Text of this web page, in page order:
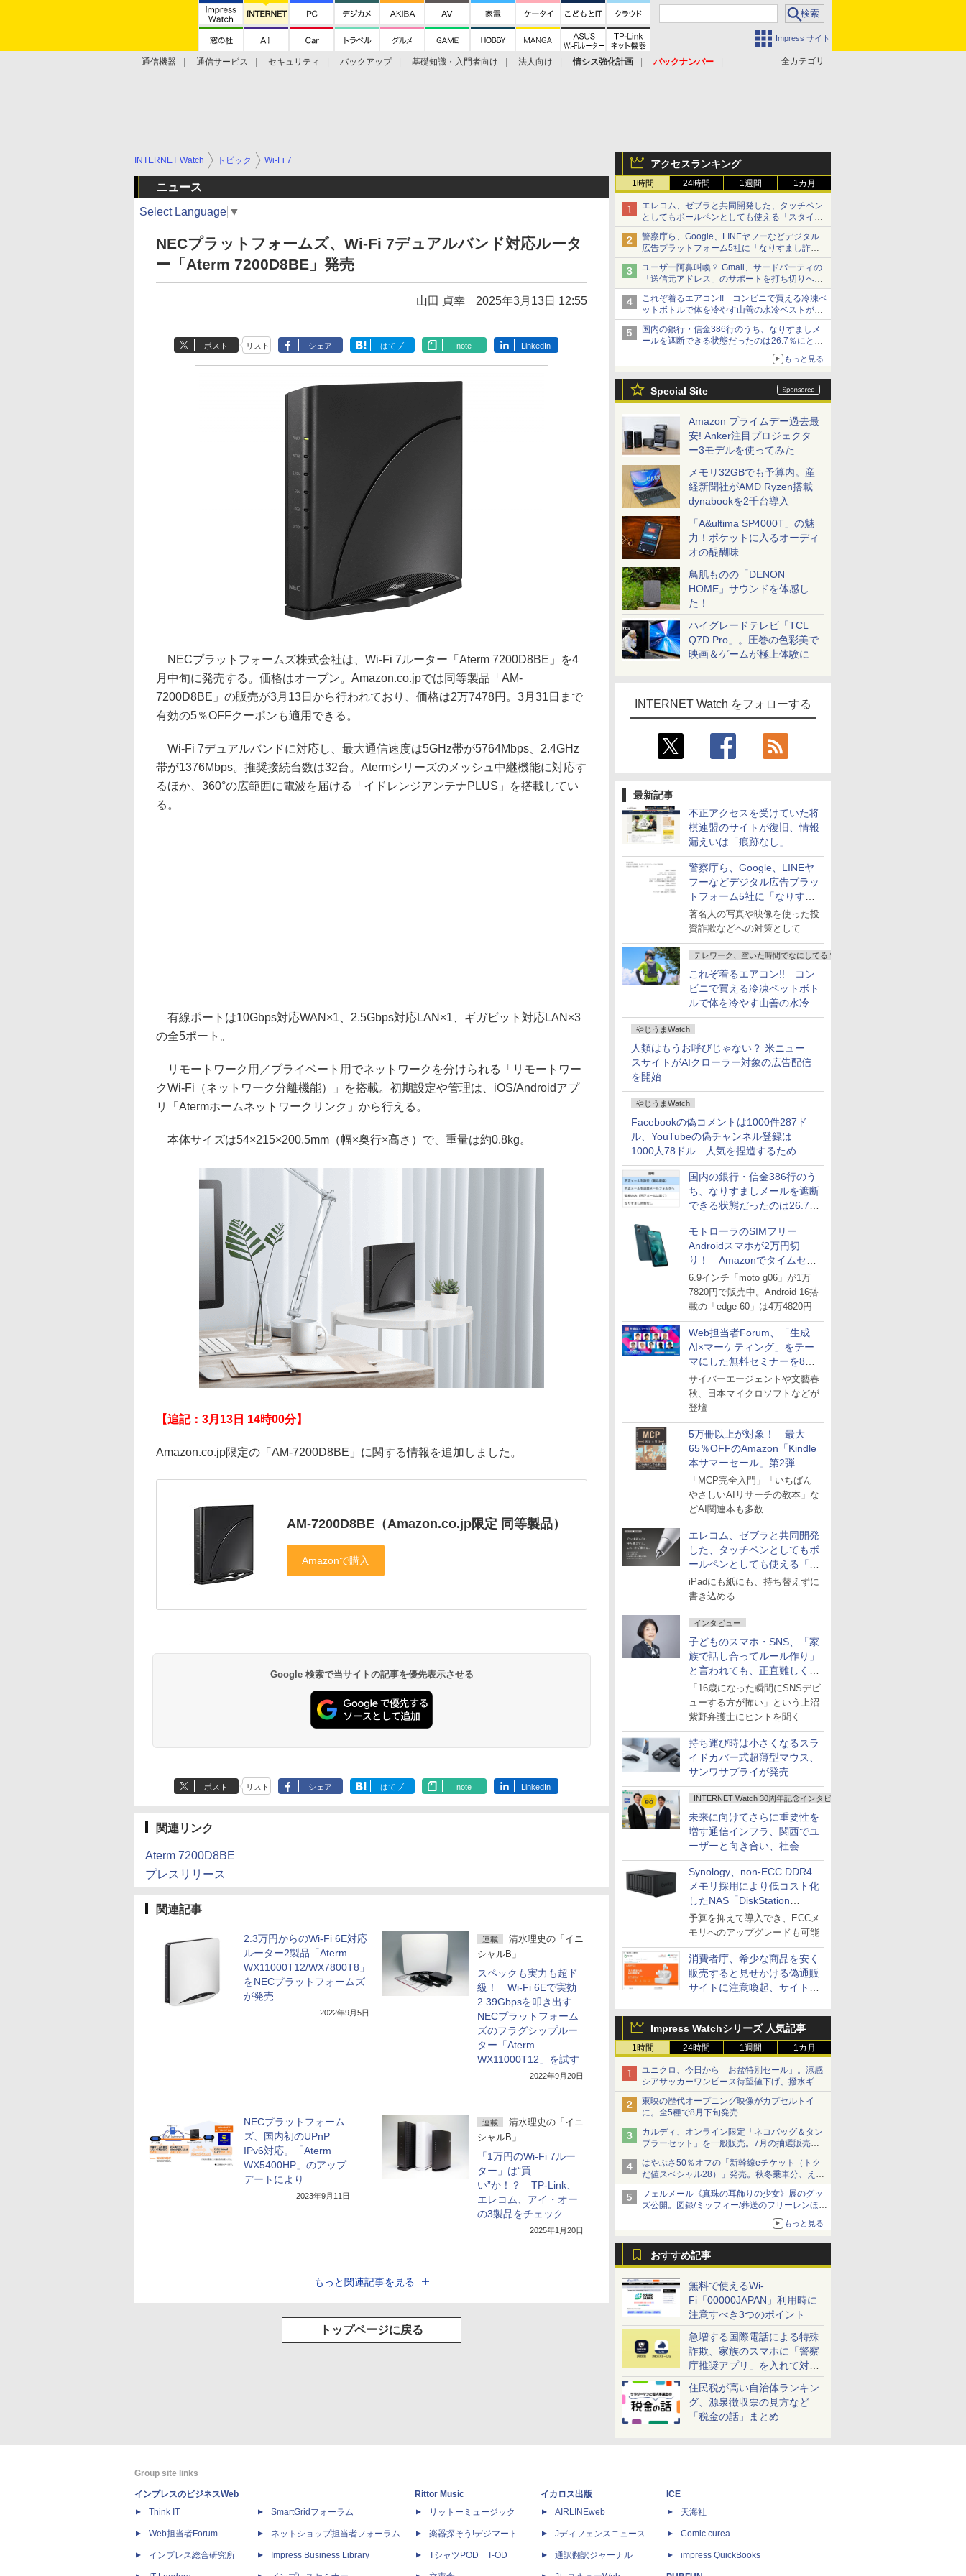
Impress サイト
全カテゴリ
通信機器 通信サービス セキュリティ バックアップ 基礎知識・入門者向け 法人向け 情シス強化計画
バックナンバー
アクセスランキング
1時間 24時間 1週間 1カ月
エレコム、ゼブラと共同開発した、タッチペン
としてもボールペンとしても使える「スタイラ
スツーウェイ」発売 iPadにも紙にも、持ち替
えずに書き込める
警察庁ら、Google、LINEヤフーなどデジタル
広告プラットフォーム5社に「なりすまし詐欺
広告」対策強化を要請 著名人の写真や映像を
使った投資詐欺などへの対策として
ユーザー阿鼻叫喚？ Gmail、サードパーティの
「送信元アドレス」のサポートを打ち切りへ
【やじうまWatch】
これぞ着るエアコン!! コンビニで買える冷凍ペ
ットボトルで体を冷やす山善の水冷ベストがロ
ードバイクにちょうどいい【ぼっち・ざ・ろー
ど！その14】【空いた時間でなにしてる？】
国内の銀行・信金386行のうち、なりすましメ
ールを遮断できる状態だったのは26.7％にとど
まる～GMOブランドセキュリティ調査
もっと見る
Special Site
Amazon プライムデー過去最
安! Anker注目プロジェクタ
ー3モデルを使ってみた
メモリ32GBでも予算内。産
経新聞社がAMD Ryzen搭載
dynabookを2千台導入
「A&ultima SP4000T」の魅
力！ポケットに入るオーディ
オの醍醐味
鳥肌ものの「DENON
HOME」サウンドを体感し
た！
ハイグレードテレビ「TCL
Q7D Pro」。圧巻の色彩美で
映画＆ゲームが極上体験に
INTERNET Watch をフォローする
最新記事
不正アクセスを受けていた将
棋連盟のサイトが復旧、情報
漏えいは「痕跡なし」
警察庁ら、Google、LINEヤ
フーなどデジタル広告プラッ
トフォーム5社に「なりすま
し詐欺広告」対策強化を要請
著名人の写真や映像を使った投
資詐欺などへの対策として
テレワーク、空いた時間でなにしてる？
これぞ着るエアコン!! コン
ビニで買える冷凍ペットボト
ルで体を冷やす山善の水冷ベ
ストがロードバイクにちょう
どいい【ぼっち・ざ・ろー
ど！その14】
やじうまWatch
人類はもうお呼びじゃない？ 米ニュー
スサイトがAIクローラー対象の広告配信
を開始
やじうまWatch
Facebookの偽コメントは1000件287ド
ル、YouTubeの偽チャンネル登録は
1000人78ドル…人気を捏造するための
価格リストが公開中
国内の銀行・信金386行のう
ち、なりすましメールを遮断
できる状態だったのは26.7％
にとどまる～GMOブランド
セキュリティ調査
モトローラのSIMフリー
Androidスマホが2万円切
り！ Amazonでタイムセー
ル
6.9インチ「moto g06」が1万
7820円で販売中。Android 16搭
載の「edge 60」は4万4820円
Web担当者Forum、「生成
AI×マーケティング」をテー
マにした無料セミナーを8月
27日にオンライン開催
サイバーエージェントや文藝春
秋、日本マイクロソフトなどが
登壇
5万冊以上が対象！ 最大
65％OFFのAmazon「Kindle
本サマーセール」第2弾
「MCP完全入門」「いちばん
やさしいAIリサーチの教本」な
どAI関連本も多数
エレコム、ゼブラと共同開発
した、タッチペンとしてもボ
ールペンとしても使える「ス
タイラスツーウェイ」発売
iPadにも紙にも、持ち替えずに
書き込める
インタビュー
子どものスマホ・SNS、「家
族で話し合ってルール作り」
と言われても、正直難しくな
いですか？
「16歳になった瞬間にSNSデビ
ューする方が怖い」という上沼
紫野弁護士にヒントを聞く
持ち運び時は小さくなるスラ
イドカバー式超薄型マウス、
サンワサプライが発売
INTERNET Watch 30周年記念インタビュー
未来に向けてさらに重要性を
増す通信インフラ、関西でユ
ーザーと向き合い、社会
の“あたらしい”を起動し続け
る～オプテージ
Synology、non-ECC DDR4
メモリ採用により低コスト化
したNAS「DiskStation
neo+」シリーズ
予算を抑えて導入でき、ECCメ
モリへのアップグレードも可能
消費者庁、希少な商品を安く
販売すると見せかける偽通販
サイトに注意喚起、サイト名
Impress Watchシリーズ 人気記事
1時間 24時間 1週間 1カ月
ユニクロ、今日から「お盆特別セール」。涼感
シアサッカーワンピース待望値下げ、撥水ギア
ショーツは1990円に
東映の歴代オープニング映像がカプセルトイ
に。全5種で8月下旬発売
カルディ、オンライン限定「ネコバッグ＆タン
ブラーセット」を一般販売。7月の抽選販売の
当選無効分
はやぶさ50％オフの「新幹線eチケット（トク
だ値スペシャル28）」発売。秋冬乗車分、えき
ねっと限定
フェルメール《真珠の耳飾りの少女》展のグッ
ズ公開。図録/ミッフィー/葬送のフリーレンほ
もっと見る
おすすめ記事
無料で使えるWi-
Fi「00000JAPAN」利用時に
注意すべき3つのポイント
急増する国際電話による特殊
詐欺、家族のスマホに「警察
庁推奨アプリ」を入れて対策
しよう！
住民税が高い自治体ランキン
グ、源泉徴収票の見方など
「税金の話」まとめ
INTERNET Watch トピック Wi-Fi 7
ニュース
Select Language ▼
NECプラットフォームズ、Wi-Fi 7デュアルバンド対応ルータ
ー「Aterm 7200D8BE」発売
山田 貞幸 2025年3月13日 12:55
ポスト リスト シェア はてブ note LinkedIn
NECプラットフォームズ株式会社は、Wi-Fi 7ルーター「Aterm 7200D8BE」を4
月中旬に発売する。価格はオープン。Amazon.co.jpでは同等製品「AM-
7200D8BE」の販売が3月13日から行われており、価格は2万7478円。3月31日まで
有効の5％OFFクーポンも適用できる。
Wi-Fi 7デュアルバンドに対応し、最大通信速度は5GHz帯が5764Mbps、2.4GHz
帯が1376Mbps。推奨接続台数は32台。Atermシリーズのメッシュ中継機能に対応す
るほか、360°の広範囲に電波を届ける「イドレンジアンテナPLUS」を搭載してい
る。
有線ポートは10Gbps対応WAN×1、2.5Gbps対応LAN×1、ギガビット対応LAN×3
の全5ポート。
リモートワーク用／プライベート用でネットワークを分けられる「リモートワー
クWi-Fi（ネットワーク分離機能）」を搭載。初期設定や管理は、iOS/Androidアプ
リ「Atermホームネットワークリンク」から行える。
本体サイズは54×215×200.5mm（幅×奥行×高さ）で、重量は約0.8kg。
【追記：3月13日 14時00分】
Amazon.co.jp限定の「AM-7200D8BE」に関する情報を追加しました。
AM-7200D8BE（Amazon.co.jp限定 同等製品）
Google 検索で当サイトの記事を優先表示させる
ポスト リスト シェア はてブ note LinkedIn
関連リンク
Aterm 7200D8BE
プレスリリース
関連記事
2.3万円からのWi-Fi 6E対応
ルーター2製品「Aterm
WX11000T12/WX7800T8」
をNECプラットフォームズ
が発売
2022年9月5日
連載
清水理史の「イニ
シャルB」
スペックも実力も超ド
級！ Wi-Fi 6Eで実効
2.39Gbpsを叩き出す
NECプラットフォーム
ズのフラグシップルー
ター「Aterm
WX11000T12」を試す
2022年9月20日
NECプラットフォーム
ズ、国内初のUPnP
IPv6対応。「Aterm
WX5400HP」のアップ
デートにより
2023年9月11日
連載
清水理史の「イニ
シャルB」
「1万円のWi-Fi 7ルー
ター」は“買
い”か！？ TP-Link、
エレコム、アイ・オー
の3製品をチェック
2025年1月20日
もっと関連記事を見る
トップページに戻る
Group site links
インプレスのビジネスWeb
Think IT
Web担当者Forum
インプレス総合研究所
SmartGridフォーラム
ネットショップ担当者フォーラム
Impress Business Library
Rittor Music
リットーミュージック
楽器探そう!デジマート
TシャツPOD T-OD
イカロス出版
AIRLINEweb
Jディフェンスニュース
通訳翻訳ジャーナル
ICE
天海社
Comic curea
impress QuickBooks